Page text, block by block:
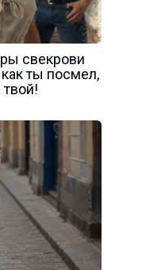
свекрови
ты посмел,